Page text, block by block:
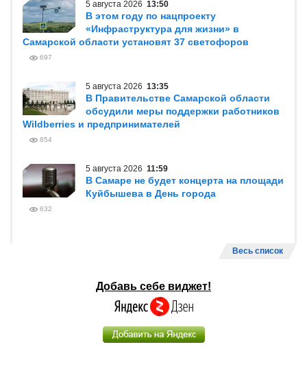
5 августа 2026 13:50
В этом году по нацпроекту
«Инфраструктура для жизни» в
Самарской области установят 37 светофоров
697
5 августа 2026 13:35
В Правительстве Самарской области
обсудили меры поддержки работников
Wildberries и предпринимателей
854
5 августа 2026 11:59
В Самаре не будет концерта на площади
Куйбышева в День города
632
Весь список
Добавь себе виджет!